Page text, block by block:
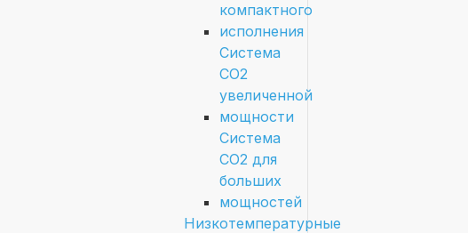
компактного
исполнения
Система
СО2
увеличенной
мощности
Система
СО2 для
больших
мощностей
Низкотемпературные